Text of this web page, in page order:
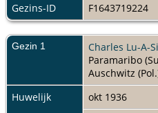
Gezins-ID
F1643719224
Gezin 1 Charles Lu-A-Si
Paramaribo
Auschwitz
Huwelijk
okt 1936